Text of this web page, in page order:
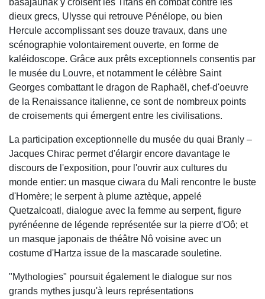
dieux grecs, Ulysse qui retrouve Pénélope, ou bien
Hercule accomplissant ses douze travaux, dans une
scénographie volontairement ouverte, en forme de
kaléidoscope. Grâce aux prêts exceptionnels consentis par
le musée du Louvre, et notamment le célèbre Saint
Georges combattant le dragon de Raphaël, chef-d'oeuvre
de la Renaissance italienne, ce sont de nombreux points
de croisements qui émergent entre les civilisations.
La participation exceptionnelle du musée du quai Branly –
Jacques Chirac permet d'élargir encore davantage le
discours de l'exposition, pour l'ouvrir aux cultures du
monde entier: un masque ciwara du Mali rencontre le buste
d'Homère; le serpent à plume aztèque, appelé
Quetzalcoatl, dialogue avec la femme au serpent, figure
pyrénéenne de légende représentée sur la pierre d'Oô; et
un masque japonais de théâtre Nô voisine avec un
costume d'Hartza issue de la mascarade souletine.
"Mythologies" poursuit également le dialogue sur nos
grands mythes jusqu'à leurs représentations